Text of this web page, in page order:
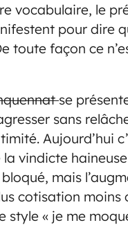
vocabulaire, le
pour dire
toute façon ce
se
sans
Aujourd’hui
vindicte
mais
cotisation moins
style « je me